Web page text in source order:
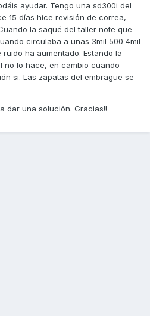
ayudar. Tengo una sd300i del
15 días hice revisión de correa,
la saqué del taller note que
circulaba a unas 3mil 500 4mil
ha aumentado. Estando la
no lo hace, en cambio cuando
si. Las zapatas del embrague se
dar una solución. Gracias!!